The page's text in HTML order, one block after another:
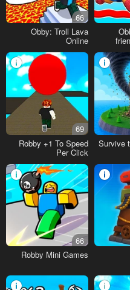
66
Obby: Troll Lava
Online
Survive
69
Robby +1 To Speed
Per Click
66
Robby Mini Games